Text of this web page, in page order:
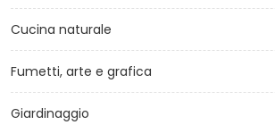
Cucina naturale
Fumetti, arte e grafica
Giardinaggio